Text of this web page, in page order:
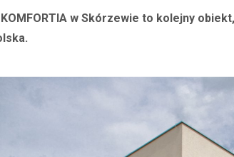
w Skórzewie to kolejny